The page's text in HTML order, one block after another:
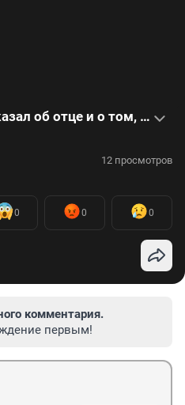
Филипп Киркоров рассказал об отце и о том, как узнал о его смерти: видео
12 просмотров
0 0 0
комментария.
первым!